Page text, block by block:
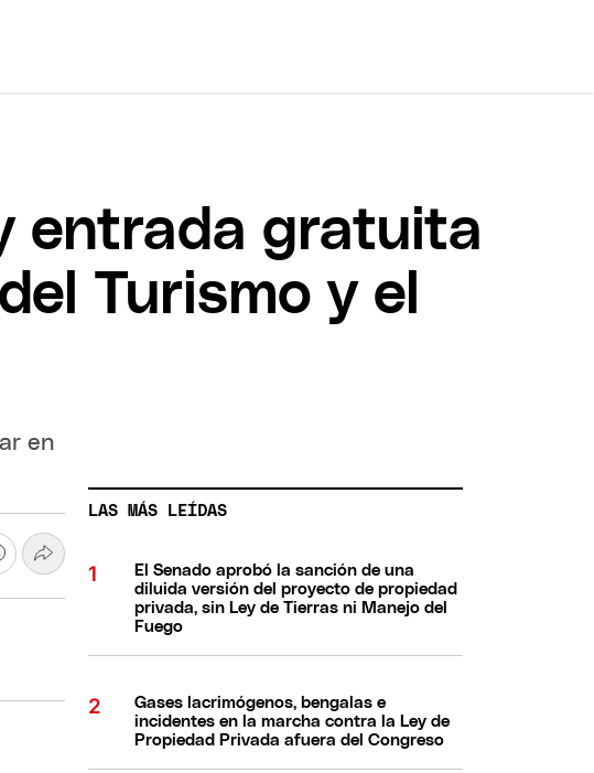
entrada gratuita
Turismo y el
en
LAS MÁS LEÍDAS
El Senado aprobó la sanción de una
diluida versión del proyecto de propiedad
privada, sin Ley de Tierras ni Manejo del
Fuego
Gases lacrimógenos, bengalas e
incidentes en la marcha contra la Ley de
Propiedad Privada afuera del Congreso